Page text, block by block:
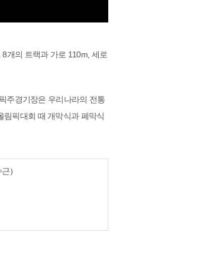
개의 트랙과 가로 110m, 세로
주경기장은 우리나라의 전통
림픽대회 때 개막식과 폐막식
근)